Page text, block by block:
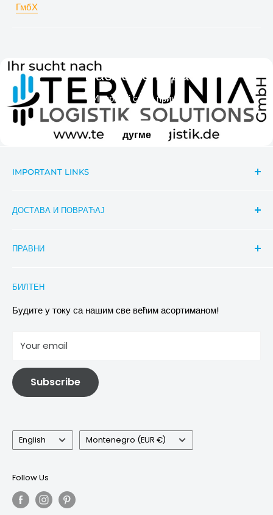
Наслов слајда
Испричај своју причу
дугме
IMPORTANT LINKS
Contact
Aktionsbeschreibung Rabatte
Images & references
ДОСТАВА И ПОВРАЋАЈ
Услови достављања
ПРАВНИ
Политика отказивања
Услови
Информације о електричној и електронској опреми
БИЛТЕН
Будите у току са нашим све већим асортиманом!
Your email
Subscribe
Language
English Country/region
Montenegro (EUR €)
Follow Us